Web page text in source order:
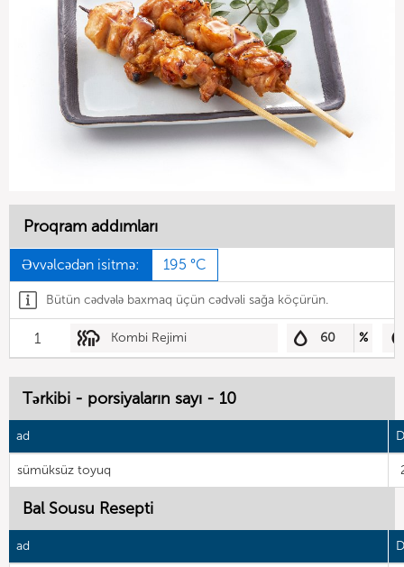
Proqram addımları
Əvvəlcədən isitmə: 195 °C
Bütün cədvələ baxmaq üçün cədvəli sağa köçürün.
1 Kombi Rejimi 60 %
Tərkibi - porsiyaların sayı - 10
ad
sümüksüz toyuq
Bal Sousu Resepti
ad